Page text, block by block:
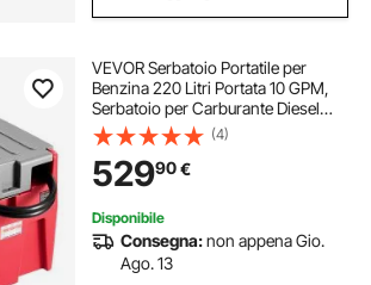
VEVOR Serbatoio Portatile per
Benzina 220 Litri Portata 10 GPM,
Serbatoio per Carburante Diesel
con Pompa di Trasferimento
Elettrica 102W, Tubo Flessibile,
Trasporto del Carburante, Rosso
(4)
52990€
Disponibile
Consegna:non appena Gio.
Ago. 13